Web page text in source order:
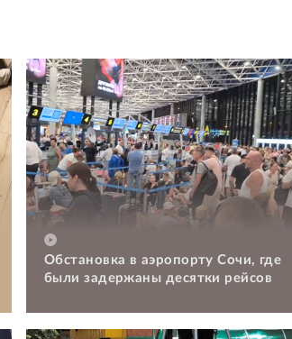
Обстановка в аэропорту Сочи, где
были задержаны десятки рейсов